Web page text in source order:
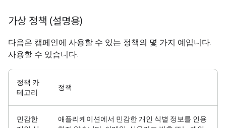
가상 정책 (설명용)
다음은 캠페인에 사용할 수 있는 정책의 몇 가지 예입니다.
사용할 수 있습니다.
정책 카
테고리
정책
민감한
애플리케이션에서 민감한 개인 식별 정보를 인용